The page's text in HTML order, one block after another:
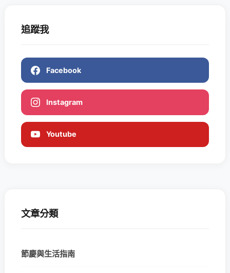
追蹤我
Facebook
Instagram
Youtube
文章分類
節慶與生活指南